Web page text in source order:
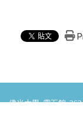
佛光大學 雲五館